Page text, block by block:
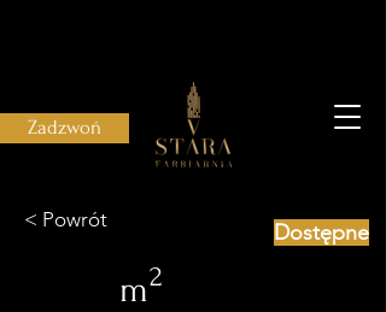
Zadzwoń
< Powrót
m
Dostępne
2